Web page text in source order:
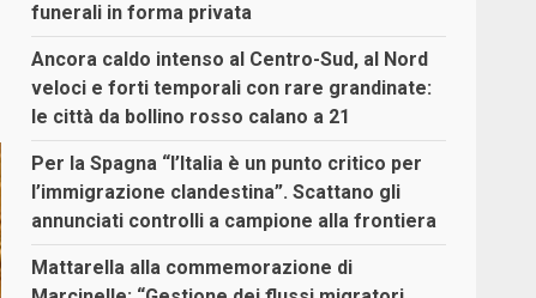
funerali in forma privata
Ancora caldo intenso al Centro-Sud, al Nord
veloci e forti temporali con rare grandinate:
le città da bollino rosso calano a 21
Per la Spagna “l’Italia è un punto critico per
l’immigrazione clandestina”. Scattano gli
annunciati controlli a campione alla frontiera
Mattarella alla commemorazione di